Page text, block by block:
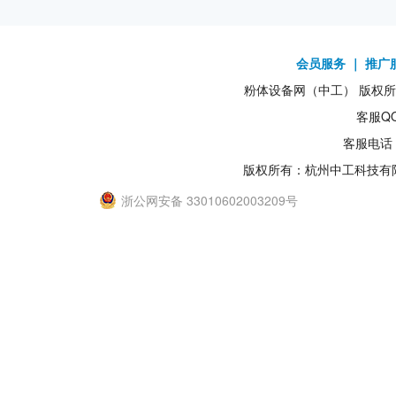
会员服务 ｜ 推广
粉体设备网（中工） 版权
客服
客服电
版权所有：杭州中工科技
浙公网安备 33010602003209号